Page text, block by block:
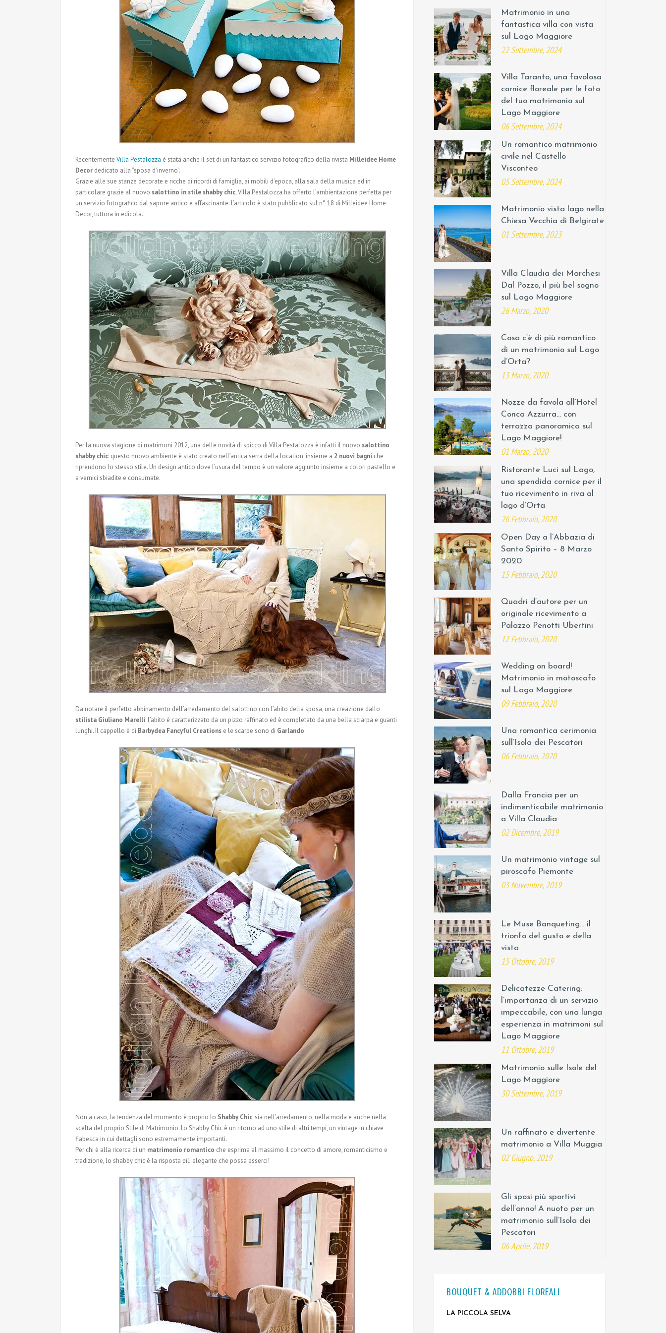
Recentemente Villa Pestalozza è stata anche il set di un fantastico servizio fotografico della rivista Milleidee Home
Decor dedicato alla “sposa d’inverno”.
Grazie alle sue stanze decorate e ricche di ricordi di famiglia, ai mobili d’epoca, alla sala della musica ed in
particolare grazie al nuovo salottino in stile shabby chic, Villa Pestalozza ha offerto l’ambientazione perfetta per
un servizio fotografico dal sapore antico e affascinante. L’articolo è stato pubblicato sul n° 18 di Milleidee Home
Decor, tuttora in edicola.
Per la nuova stagione di matrimoni 2012, una delle novità di spicco di Villa Pestalozza è infatti il nuovo salottino
shabby chic: questo nuovo ambiente è stato creato nell’antica serra della location, insieme a 2 nuovi bagni che
riprendono lo stesso stile. Un design antico dove l’usura del tempo è un valore aggiunto insieme a colori pastello e
a vernici sbiadite e consumate.
Da notare il perfetto abbinamento dell’arredamento del salottino con l’abito della sposa, una creazione dallo
stilista Giuliano Marelli: l’abito è caratterizzato da un pizzo raffinato ed è completato da una bella sciarpa e guanti
lunghi. Il cappello è di Barbydea Fancyful Creations e le scarpe sono di Garlando.
Non a caso, la tendenza del momento è proprio lo Shabby Chic, sia nell’arredamento, nella moda e anche nella
scelta del proprio Stile di Matrimonio. Lo Shabby Chic è un ritorno ad uno stile di altri tempi, un vintage in chiave
fiabesca in cui dettagli sono estremamente importanti.
Per chi è alla ricerca di un matrimonio romantico che esprima al massimo il concetto di amore, romanticismo e
tradizione, lo shabby chic è la risposta più elegante che possa esserci!
Matrimonio in una
fantastica villa con vista
sul Lago Maggiore
22 Settembre, 2024
Villa Taranto, una favolosa
cornice floreale per le foto
del tuo matrimonio sul
Lago Maggiore
06 Settembre, 2024
Un romantico matrimonio
civile nel Castello
Visconteo
05 Settembre, 2024
Matrimonio vista lago nella
Chiesa Vecchia di Belgirate
01 Settembre, 2023
Villa Claudia dei Marchesi
Dal Pozzo, il più bel sogno
sul Lago Maggiore
26 Marzo, 2020
Cosa c’è di più romantico
di un matrimonio sul Lago
d’Orta?
13 Marzo, 2020
Nozze da favola all’Hotel
Conca Azzurra… con
terrazza panoramica sul
Lago Maggiore!
01 Marzo, 2020
Ristorante Luci sul Lago,
una spendida cornice per il
tuo ricevimento in riva al
lago d’Orta
26 Febbraio, 2020
Open Day a l’Abbazia di
Santo Spirito – 8 Marzo
2020
15 Febbraio, 2020
Quadri d’autore per un
originale ricevimento a
Palazzo Penotti Ubertini
12 Febbraio, 2020
Wedding on board!
Matrimonio in motoscafo
sul Lago Maggiore
09 Febbraio, 2020
Una romantica cerimonia
sull’Isola dei Pescatori
06 Febbraio, 2020
Dalla Francia per un
indimenticabile matrimonio
a Villa Claudia
02 Dicembre, 2019
Un matrimonio vintage sul
piroscafo Piemonte
03 Novembre, 2019
Le Muse Banqueting… il
trionfo del gusto e della
vista
15 Ottobre, 2019
Delicatezze Catering:
l’importanza di un servizio
impeccabile, con una lunga
esperienza in matrimoni sul
Lago Maggiore
11 Ottobre, 2019
Matrimonio sulle Isole del
Lago Maggiore
30 Settembre, 2019
Un raffinato e divertente
matrimonio a Villa Muggia
02 Giugno, 2019
Gli sposi più sportivi
dell’anno! A nuoto per un
matrimonio sull’Isola dei
Pescatori
06 Aprile, 2019
BOUQUET & ADDOBBI FLOREALI
LA PICCOLA SELVA